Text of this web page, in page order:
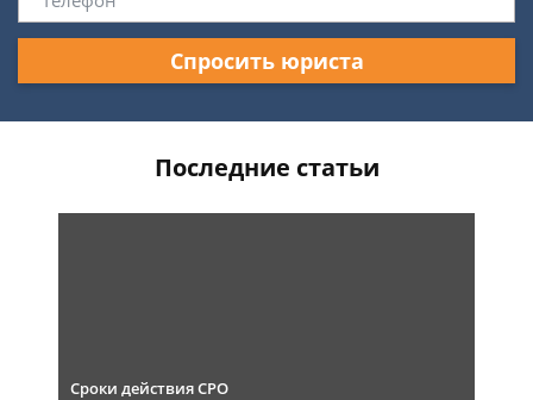
Спросить юриста
Последние статьи
Сроки действия СРО